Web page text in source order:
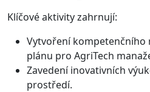
Klíčové aktivity zahrnují:
Vytvoření kompetenčního
plánu pro AgriTech
Zavedení inovativních
prostředí.